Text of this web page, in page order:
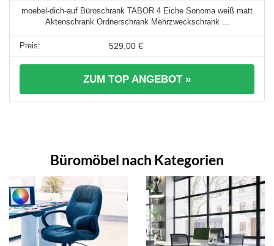
moebel-dich-auf Büroschrank TABOR 4 Eiche Sonoma weiß matt
Aktenschrank Ordnerschrank Mehrzweckschrank ...
529,00 €
ZUM TOP ANGEBOT »
Büromöbel nach Kategorien